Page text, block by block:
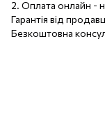
2. Оплата онлайн -
Гарантія від
Безкоштовна